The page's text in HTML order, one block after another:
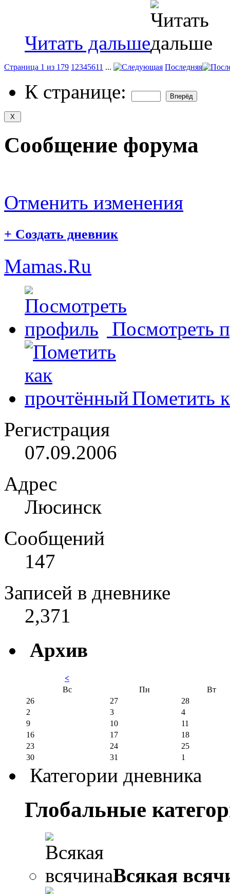
Читать дальше
Страница 1 из 179 1 2345611 ... Последняя
К странице:
Сообщение форума
Отменить изменения
+ Создать дневник
Mamas.Ru
Посмотреть
Пометить
Регистрация
07.09.2006
Адрес
Люсинск
Сообщений
147
Записей в дневнике
2,371
Архив
<
Вс
Пн
Вт
26
27
28
2
3
4
9
10
11
16
17
18
23
24
25
30
31 1
Категории дневника
Глобальные
Всякая